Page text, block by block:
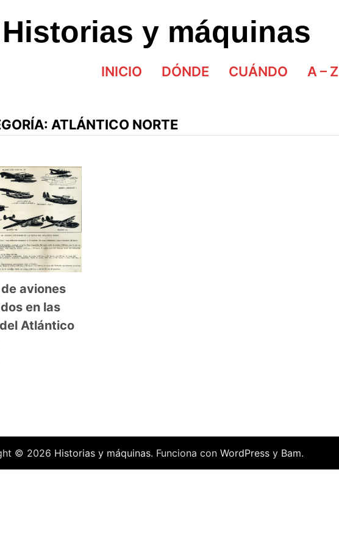
Historias y máquinas
INICIO DÓNDE CUÁNDO A – Z
ATLÁNTICO NORTE
aviones
en las
Atlántico
© 2026 Historias y máquinas. Funciona con WordPressy Bam.